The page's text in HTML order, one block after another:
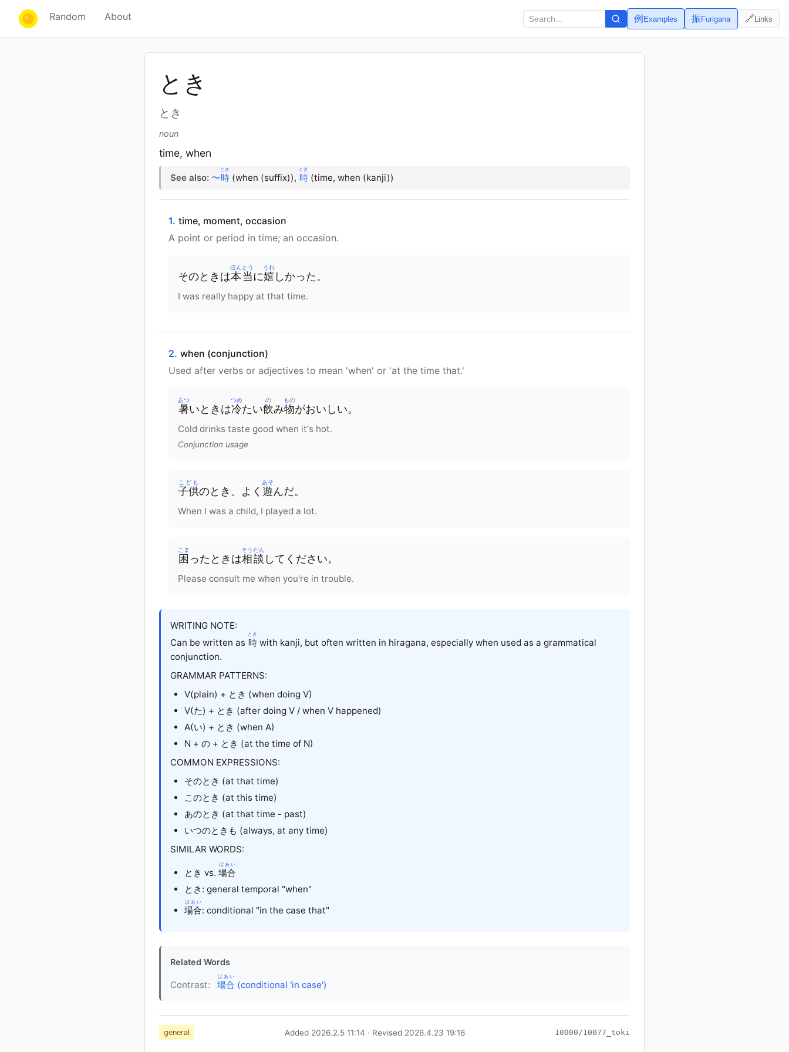
Random About 例 Examples 振Furigana 🔗Links
とき
とき
noun
time, when
See also: 〜時
とき
(when (suffix)), 時
とき
(time, when (kanji))
1. time, moment, occasion
A point or period in time; an occasion.
そのときは本当
ほんとう
に嬉
うれ
しかった。
I was really happy at that time.
2. when (conjunction)
Used after verbs or adjectives to mean 'when' or 'at the time that.'
暑
あつ
いときは冷
つめ
たい飲
の
み物
もの
がおいしい。
Cold drinks taste good when it's hot.
Conjunction usage
子供
こども
のとき、よく 遊
あそ
んだ。
When I was a child, I played a lot.
困
こま
ったときは相談
そうだん
してください。
Please consult me when you're in trouble.
WRITING NOTE:
Can be written as 時
とき
with kanji, but often written in hiragana, especially when used as a grammatical
conjunction.
GRAMMAR PATTERNS:
V(plain) + とき (when doing V)
V(た) + とき (after doing V / when V happened)
A(い) + とき (when A)
N + の + とき (at the time of N)
COMMON EXPRESSIONS:
そのとき (at that time)
このとき (at this time)
あのとき (at that time - past)
いつのときも (always, at any time)
SIMILAR WORDS:
とき vs. 場合
ばあい
とき: general temporal "when"
場合
ばあい
: conditional "in the case that"
Related Words
Contrast: 場合
ばあい
(conditional 'in case')
general Added 2026.2.5 11:14 · Revised 2026.4.23 19:16 10000/10077_toki